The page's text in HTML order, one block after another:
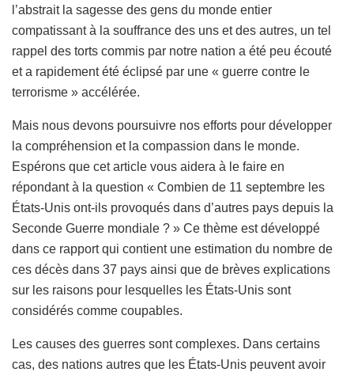
l’abstrait la sagesse des gens du monde entier
compatissant à la souffrance des uns et des autres, un tel
rappel des torts commis par notre nation a été peu écouté
et a rapidement été éclipsé par une « guerre contre le
terrorisme » accélérée.
Mais nous devons poursuivre nos efforts pour développer
la compréhension et la compassion dans le monde.
Espérons que cet article vous aidera à le faire en
répondant à la question « Combien de 11 septembre les
États-Unis ont-ils provoqués dans d’autres pays depuis la
Seconde Guerre mondiale ? » Ce thème est développé
dans ce rapport qui contient une estimation du nombre de
ces décès dans 37 pays ainsi que de brèves explications
sur les raisons pour lesquelles les États-Unis sont
considérés comme coupables.
Les causes des guerres sont complexes. Dans certains
cas, des nations autres que les États-Unis peuvent avoir